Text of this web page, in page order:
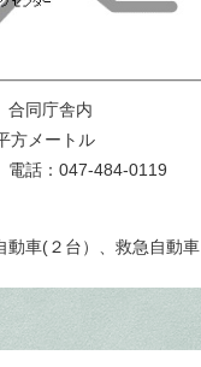
同庁舎内
メートル
話：047-484-0119
車(２台）、救急自動車